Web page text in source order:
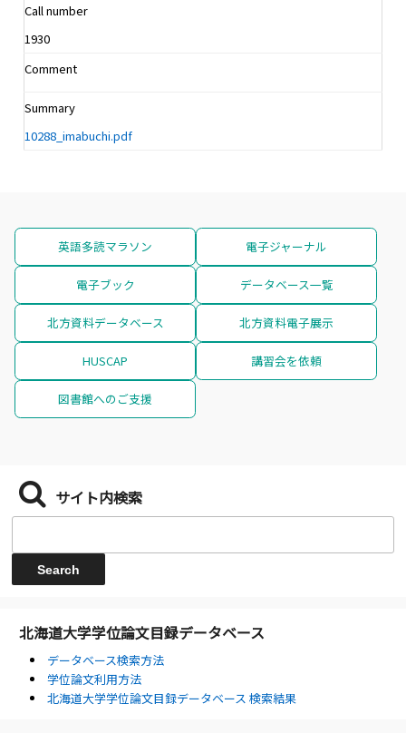
Call number
1930
Comment
Summary
10288_imabuchi.pdf
英語多読マラソン 電子ジャーナル
電子ブック データベース一覧
北方資料データベース 北方資料電子展示
HUSCAP 講習会を依頼
図書館へのご支援
サイト内検索
北海道大学学位論文目録データベース
データベース検索方法
学位論文利用方法
北海道大学学位論文目録データベース 検索結果